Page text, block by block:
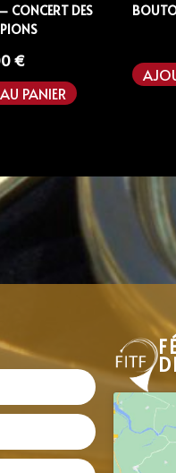
CONCERT DES
€
PANIER